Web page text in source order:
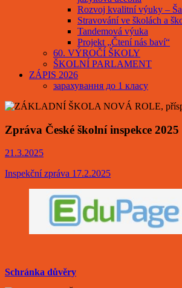
Rozvoj kvalitní výuky –
Stravování ve školách a
Tandemová výuka
Projekt „Čtení nás baví“
60. VÝROČÍ ŠKOLY
ŠKOLNÍ PARLAMENT
ZÁPIS 2026
зарахування до 1 класу
Zpráva České školní inspekce 2025
21.3.2025
Inspekční zpráva 17.2.2025
Schránka důvěry